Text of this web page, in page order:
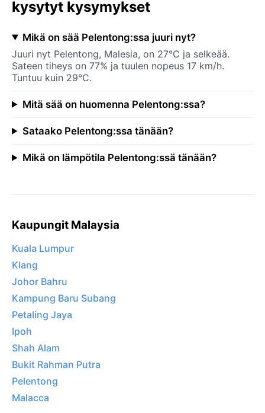
kysytyt kysymykset
Mikä on sää Pelentong:ssa juuri nyt?
Juuri nyt Pelentong, Malesia, on 27°C ja selkeää.
Sateen tiheys on 77% ja tuulen nopeus 17 km/h.
Tuntuu kuin 29°C.
Mitä sää on huomenna Pelentong:ssa?
Sataako Pelentong:ssa tänään?
Mikä on lämpötila Pelentong:ssä tänään?
Kaupungit Malaysia
Kuala Lumpur
Klang
Johor Bahru
Kampung Baru Subang
Petaling Jaya
Ipoh
Shah Alam
Bukit Rahman Putra
Pelentong
Malacca